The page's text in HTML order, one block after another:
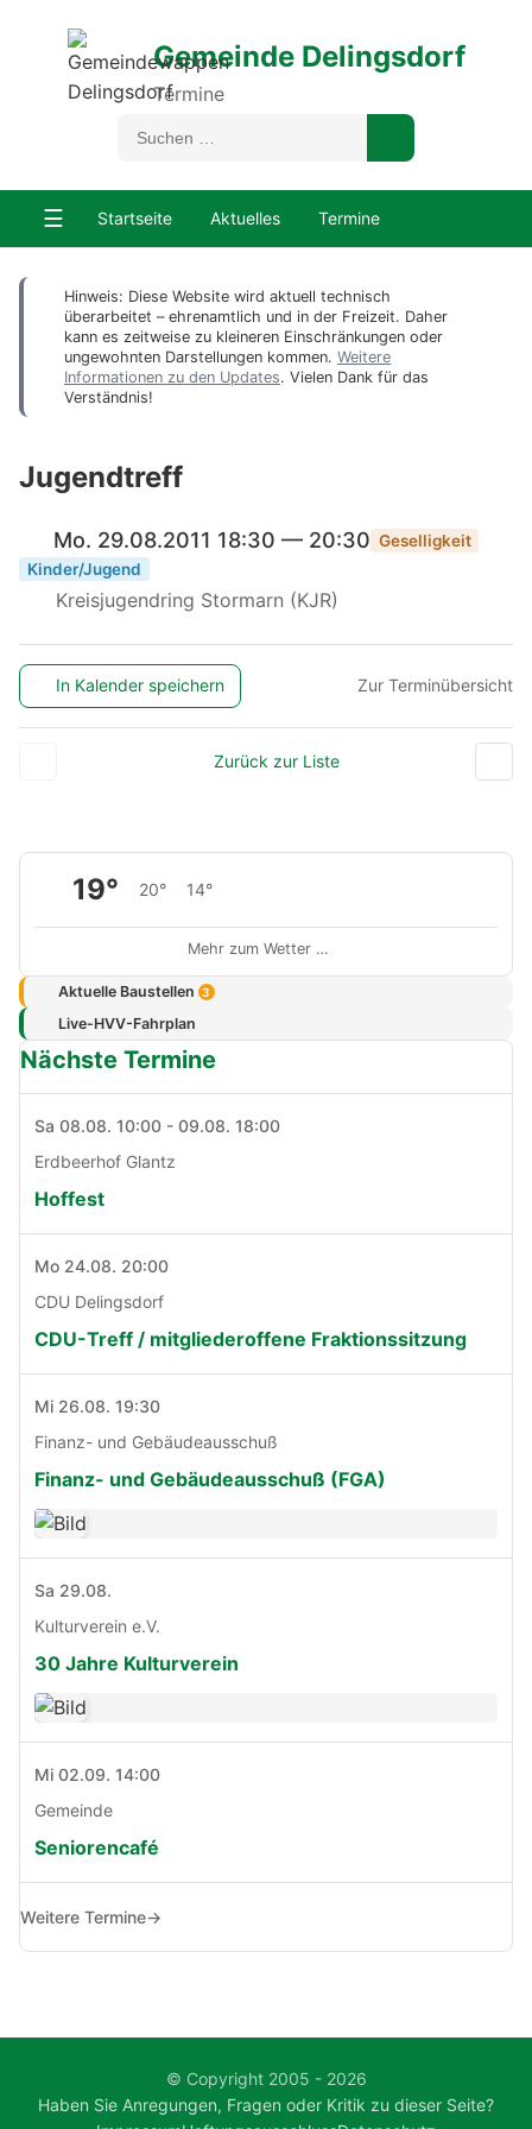
Gemeinde Delingsdorf
Termine
☰ Startseite Aktuelles Termine
Hinweis: Diese Website wird aktuell technisch
überarbeitet – ehrenamtlich und in der Freizeit. Daher
kann es zeitweise zu kleineren Einschränkungen oder
ungewohnten Darstellungen kommen. Weitere
Informationen zu den Updates. Vielen Dank für das
Verständnis!
Jugendtreff
Mo. 29.08.2011 18:30 — 20:30 Geselligkeit
Kinder/Jugend
Kreisjugendring Stormarn (KJR)
In Kalender speichern Zur Terminübersicht
Zurück zur Liste
19° 20° 14°
Mehr zum Wetter …
Aktuelle Baustellen 3
Live-HVV-Fahrplan
Nächste Termine
Sa 08.08. 10:00 - 09.08. 18:00
Erdbeerhof Glantz
Hoffest
Mo 24.08. 20:00
CDU Delingsdorf
CDU-Treff / mitgliederoffene Fraktionssitzung
Mi 26.08. 19:30
Finanz- und Gebäudeausschuß
Finanz- und Gebäudeausschuß (FGA)
Sa 29.08.
Kulturverein e.V.
30 Jahre Kulturverein
Mi 02.09. 14:00
Gemeinde
Seniorencafé
Weitere Termine→
© Copyright 2005 - 2026
Haben Sie Anregungen, Fragen oder Kritik zu dieser Seite?